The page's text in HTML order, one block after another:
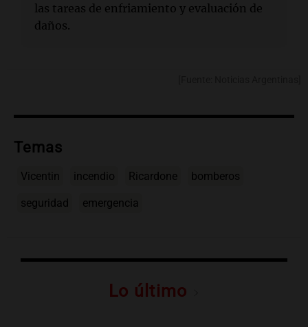
las tareas de enfriamiento y evaluación de
daños.
Temas
Vicentin incendio Ricardone bomberos
seguridad emergencia
Lo último